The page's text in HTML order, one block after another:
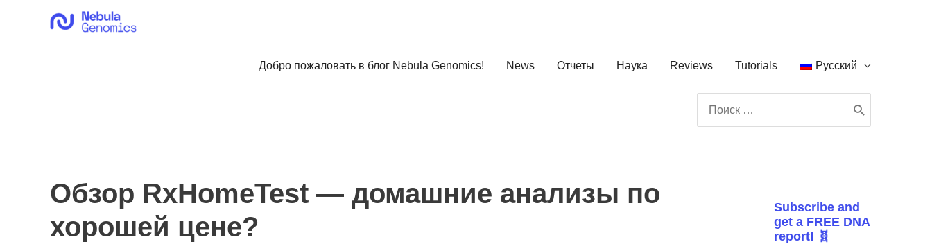
Добро пожаловать в блог Nebula Genomics! News Отчеты Наука Reviews Tutorials Русский
Обзор RxHomeTest — домашние анализы по
хорошей цене?
Subscribe and
get a FREE DNA
report! 🧬